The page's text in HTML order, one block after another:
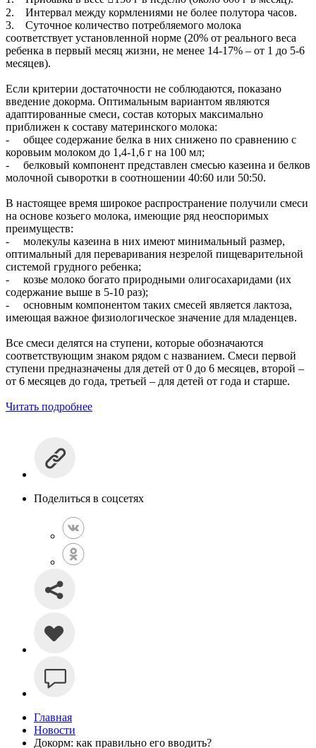
2. Интервал между кормлениями не более полутора часов.
3. Суточное количество потребляемого молока
соответствует установленной норме (20% от реального веса
ребенка в первый месяц жизни, не менее 14-17% – от 1 до 5-6
месяцев).
Если критерии достаточности не соблюдаются, показано
введение докорма. Оптимальным вариантом являются
адаптированные смеси, состав которых максимально
приближен к составу материнского молока:
- общее содержание белка в них снижено по сравнению с
коровьим молоком до 1,4-1,6 г на 100 мл;
- белковый компонент представлен смесью казеина и белков
молочной сыворотки в соотношении 40:60 или 50:50.
В настоящее время широкое распространение получили смеси
на основе козьего молока, имеющие ряд неоспоримых
преимуществ:
- молекулы казеина в них имеют минимальный размер,
оптимальный для переваривания незрелой пищеварительной
системой грудного ребенка;
- козье молоко богато природными олигосахаридами (их
содержание выше в 5-10 раз);
- основным компонентом таких смесей является лактоза,
имеющая важное физиологическое значение для младенцев.
Все смеси делятся на ступени, которые обозначаются
соответствующим знаком рядом с названием. Смеси первой
ступени предназначены для детей от 0 до 6 месяцев, второй –
от 6 месяцев до года, третьей – для детей от года и старше.
Читать подробнее
Поделиться в соцсетях
Главная
Новости
Докорм: как правильно его вводить?